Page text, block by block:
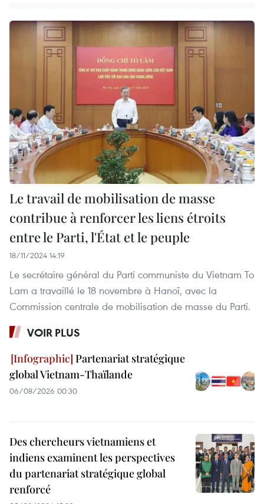
Le travail de mobilisation de masse
contribue à renforcer les liens étroits
entre le Parti, l'État et le peuple
18/11/2024 14:19
Le secrétaire général du Parti communiste du Vietnam To
Lam a travaillé le 18 novembre à Hanoï, avec la
Commission centrale de mobilisation de masse du Parti.
VOIR PLUS
Partenariat stratégique
global Vietnam-Thaïlande
06/08/2026 00:30
Des chercheurs vietnamiens et
indiens examinent les perspectives
du partenariat stratégique global
renforcé